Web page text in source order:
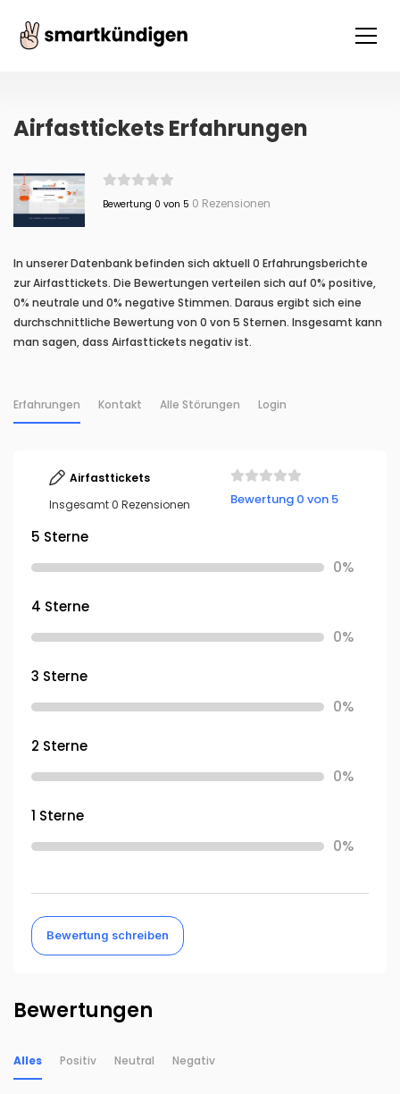
Airfasttickets Erfahrungen
Bewertung 0 von 5 0 Rezensionen
In unserer Datenbank befinden sich aktuell 0 Erfahrungsberichte
zur Airfasttickets. Die Bewertungen verteilen sich auf 0% positive,
0% neutrale und 0% negative Stimmen. Daraus ergibt sich eine
durchschnittliche Bewertung von 0 von 5 Sternen. Insgesamt kann
man sagen, dass Airfasttickets negativ ist.
Erfahrungen Kontakt Alle Störungen Login
Airfasttickets
Insgesamt 0 Rezensionen
Bewertung 0 von 5
5 Sterne
0%
4 Sterne
0%
3 Sterne
0%
2 Sterne
0%
1 Sterne
0%
Bewertung schreiben
Bewertungen
Alles Positiv Neutral Negativ